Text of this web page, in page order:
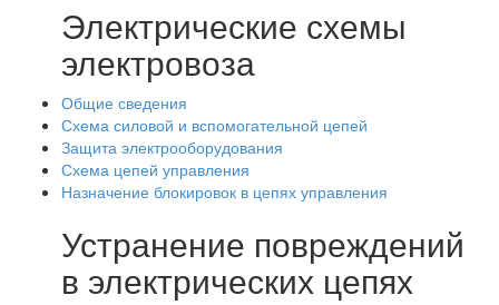
Электрические схемы
электровоза
Общие сведения
Схема силовой и вспомогательной цепей
Защита электрооборудования
Схема цепей управления
Назначение блокировок в цепях управления
Устранение повреждений
в электрических цепях